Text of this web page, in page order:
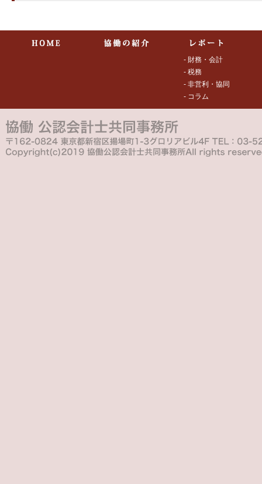
- 財務・会計
- 税務
- 非営利・協同
- コラム